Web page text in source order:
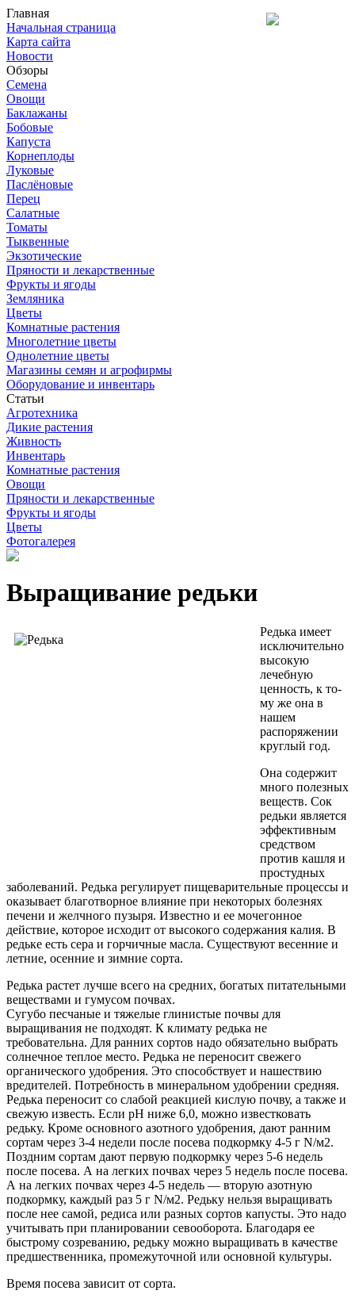
Главная
Начальная страница
Карта сайта
Новости
Обзоры
Семена
Овощи
Баклажаны
Бобовые
Капуста
Корнеплоды
Луковые
Паслёновые
Перец
Салатные
Томаты
Тыквенные
Экзотические
Пряности и лекарственные
Фрукты и ягоды
Земляника
Цветы
Комнатные растения
Многолетние цветы
Однолетние цветы
Магазины семян и агрофирмы
Оборудование и инвентарь
Статьи
Агротехника
Дикие растения
Живность
Инвентарь
Комнатные растения
Овощи
Пряности и лекарственные
Фрукты и ягоды
Цветы
Фотогалерея
Выращивание редьки
Редька имеет
исключитель­но
высокую
лечебную
ценность, к то­
му же она в
нашем
распоряжении
круглый год.
Она содержит
много полезных
веществ. Сок
редьки является
эф­фективным
средством
против кашля и
простудных
заболеваний. Редька регулирует пищеварительные про­цессы и
оказывает благотворное влияние при некоторых болезнях
печени и желчного пузыря. Извест­но и ее мочегонное
действие, ко­торое исходит от высокого содер­жания калия. В
редьке есть сера и горчичные масла. Существуют ве­сенние и
летние, осенние и зимние сорта.
Редька растет лучше всего на средних, богатых питательными
веществами и гумусом почвах.
Сугубо песчаные и тяжелые гли­нистые почвы для
выращивания не подходят. К климату редька не
требовательна. Для ранних сортов надо обязательно выбрать
солнеч­ное теплое место. Редька не переносит свежего
органического удобрения. Это способствует и нашест­вию
вредителей. Потребность в ми­неральном удобрении средняя.
Редька переносит со слабой реак­цией кислую почву, а также и
све­жую известь. Если pH ниже 6,0, можно известковать
редьку. Кроме основного азотного удобрения, да­ют ранним
сортам через 3-4 недели после посева подкормку 4-5 г N/м2.
Поздним сортам дают первую подкормку через 5-6 недель
после посева. А на легких почвах через 5 недель после посева.
А на легких почвах через 4-5 недель — вторую азотную
подкормку, каждый раз 5 г N/м2. Редьку нельзя выра­щивать
после нее самой, редиса или разных сортов капусты. Это надо
учитывать при планировании севооборота. Благодаря ее
быстро­му созреванию, редьку можно выра­щивать в качестве
предшественни­ка, промежуточной или основной культуры.
Время посева зависит от сорта.